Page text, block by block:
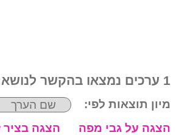
1 ערכים נמצאו בהקשר לנושא:
מיון תוצאות לפי:
הצגה על גבי מפה
הצגה בציר